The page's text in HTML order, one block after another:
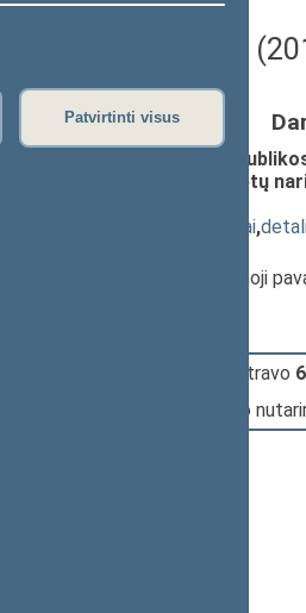
Patvirtinti visus
klausimas
„Dėl Lietuvos
Respublikos Seimo komitetų
susiję dokumentai,
, Seimo Pirmininko pirmoji
(užsiregistravo
dėl Seimo